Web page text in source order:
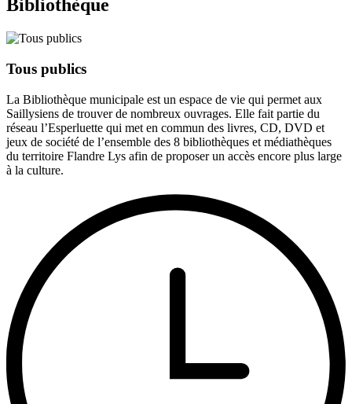
Bibliothèque
Tous publics
La Bibliothèque municipale est un espace de vie qui permet aux
Saillysiens de trouver de nombreux ouvrages. Elle fait partie du
réseau l’Esperluette qui met en commun des livres, CD, DVD et
jeux de société de l’ensemble des 8 bibliothèques et médiathèques
du territoire Flandre Lys afin de proposer un accès encore plus large
à la culture.